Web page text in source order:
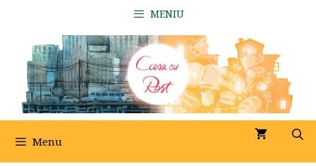
conținut
MENIU
Menu